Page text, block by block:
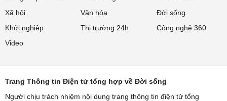
Xã hội
Văn hóa
Đời sống
Khởi nghiệp
Thị trường 24h
Công nghệ 360
Video
Trang Thông tin Điện tử tổng hợp về Đời sống
Người chịu trách nhiệm nội dung trang thông tin điện tử tổng